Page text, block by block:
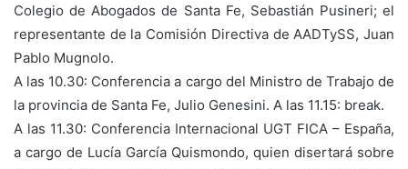
Colegio de Abogados de Santa Fe, Sebastián Pusineri; el
representante de la Comisión Directiva de AADTySS, Juan
Pablo Mugnolo.
A las 10.30: Conferencia a cargo del Ministro de Trabajo de
la provincia de Santa Fe, Julio Genesini. A las 11.15: break.
A las 11.30: Conferencia Internacional UGT FICA – España,
a cargo de Lucía García Quismondo, quien disertará sobre